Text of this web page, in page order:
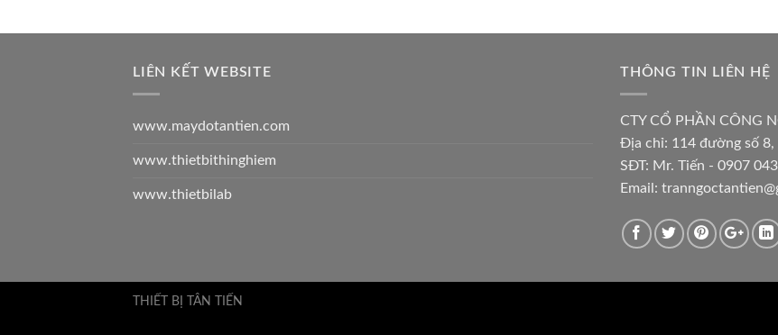
LIÊN KẾT WEBSITE
www.maydotantien.com
www.thietbithinghiem
www.thietbilab
THÔNG TIN LIÊN HỆ
CTY CỔ PHẦN CÔNG
Địa chỉ: 114 đường số 8,
SĐT: Mr. Tiến - 0907
Email:
THIẾT BỊ TÂN TIẾN